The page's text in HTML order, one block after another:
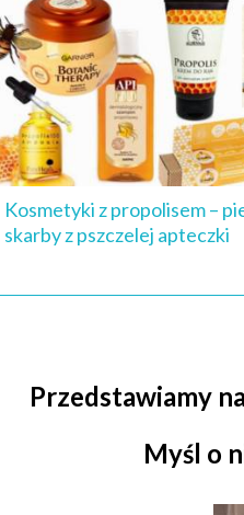
Kosmetyki z propolisem –
skarby z pszczelej apteczki
Przedstawiamy
Myśl o